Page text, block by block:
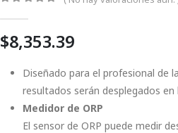
$8,353.39
Diseñado para el profesional de
resultados serán desplegados en
Medidor de ORP
El sensor de ORP puede medir